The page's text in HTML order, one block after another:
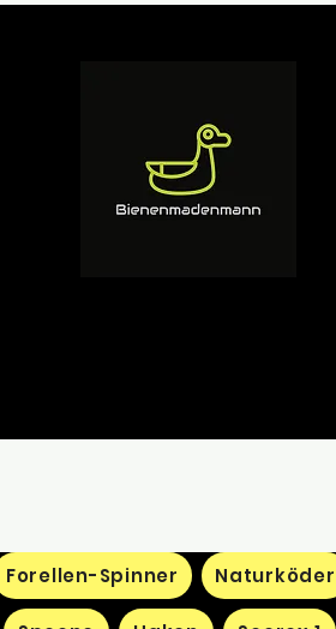
Forellen-Spinner Naturköder